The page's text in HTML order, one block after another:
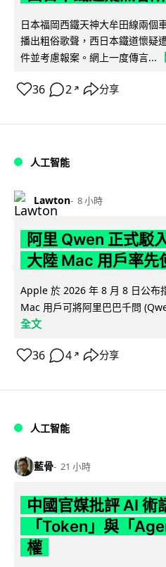
日本福岡西鐵天神大牟田線兩個
播出粗俗歌聲，西日本鐵道懷疑
件並考慮報案。網上一度傳言...
36 2 ↗ 分享
人工智能
Lawton 8 小時
阿里 Qwen 正式駁
大陸 Mac 用戶率先
Apple 於 2026 年 8 月 8 日公布
Mac 用戶可將阿里巴巴千問
全文
36 4 ↗ 分享
人工智能
藍骨 21 小時
中國官媒批評 AI
「Token」與「
權